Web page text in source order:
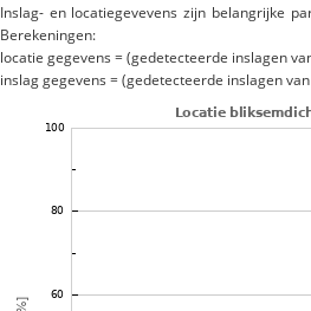
Inslag- en locatiegevevens zijn belangrijke
Berekeningen:
locatie gegevens = (gedetecteerde inslagen
inslag gegevens = (gedetecteerde inslagen